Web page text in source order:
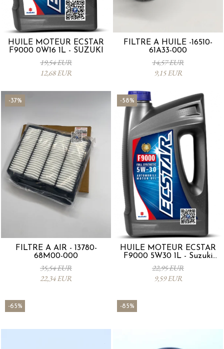
HUILE MOTEUR ECSTAR
F9000 0W16 1L - SUZUKI
19,54 EUR
12,68 EUR
FILTRE À HUILE -16510-
61A33-000
14,57 EUR
9,15 EUR
-37%
FILTRE À AIR - 13780-
68M00-000
35,54 EUR
22,34 EUR
-58%
HUILE MOTEUR ECSTAR
F9000 5W30 1L - Suzuki
990R0-21E72-001
22,95 EUR
9,59 EUR
-65% -85%